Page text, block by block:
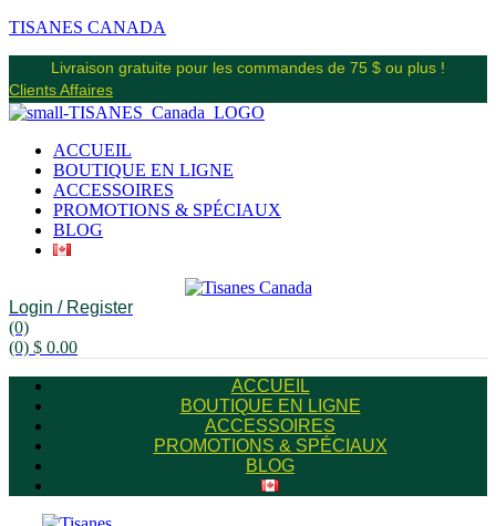
TISANES CANADA
Livraison gratuite pour les commandes de 75 $ ou plus !
Clients Affaires
ACCUEIL
BOUTIQUE EN LIGNE
ACCESSOIRES
PROMOTIONS & SPÉCIAUX
BLOG
Login / Register
(0)
(0) $ 0.00
ACCUEIL
BOUTIQUE EN LIGNE
ACCESSOIRES
PROMOTIONS & SPÉCIAUX
BLOG